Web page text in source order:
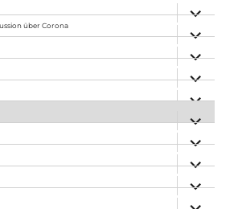
anzeigen
über Corona
anzeigen
anzeigen
anzeigen
anzeigen
anzeigen
anzeigen
anzeigen